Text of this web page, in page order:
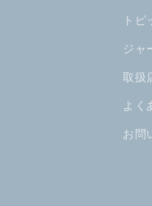
トピ
ジャ
取扱
よく
お問